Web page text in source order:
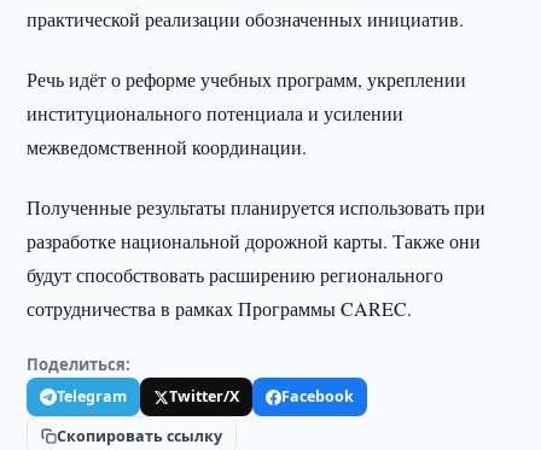
практической реализации обозначенных инициатив.
Речь идёт о реформе учебных программ, укреплении
институционального потенциала и усилении
межведомственной координации.
Полученные результаты планируется использовать при
разработке национальной дорожной карты. Также они
будут способствовать расширению регионального
сотрудничества в рамках Программы CAREC.
Поделиться:
Telegram Twitter/X
Facebook
Скопировать ссылку